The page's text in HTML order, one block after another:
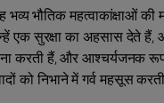
भव्य भौतिक महत्वाकांक्षाओं
एक सुरक्षा का अहसास देते
करती हैं, और आश्चर्यजनक
को निभाने में गर्व महसूस